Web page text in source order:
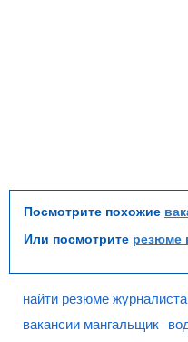
Посмотрите похожие
Или посмотрите резюме
найти резюме
вакансии мангальщик